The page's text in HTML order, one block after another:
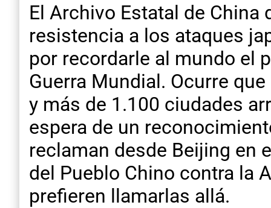
El Archivo Estatal de
resistencia a los ataques
por recordarle al mundo el
Guerra Mundial. Ocurre
y más de 1.100 ciudades
espera de un
reclaman desde Beijing en
del Pueblo Chino contra la
prefieren llamarlas allá.